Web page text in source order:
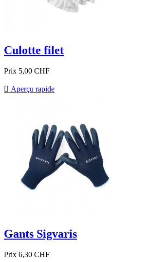
Culotte filet
Prix 5,00 CHF
 Aperçu rapide
Gants Sigvaris
Prix 6,30 CHF